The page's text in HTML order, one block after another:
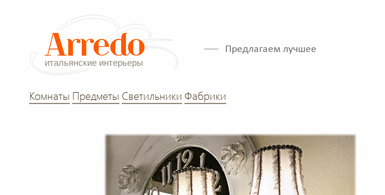
Предлагаем лучшее
Комнаты Предметы Светильники Фабрики